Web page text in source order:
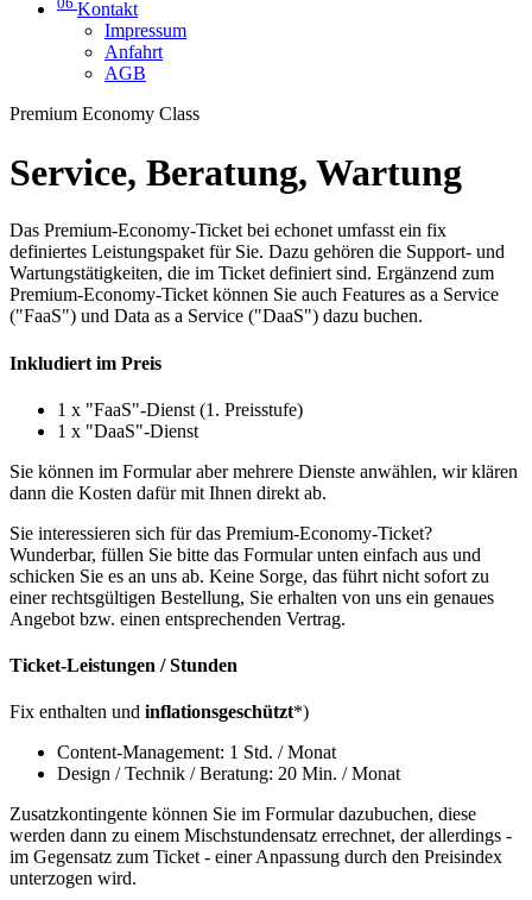
Kontakt
Impressum
Anfahrt
AGB
Premium Economy Class
Service, Beratung, Wartung
Das Premium-Economy-Ticket bei echonet umfasst ein fix
definiertes Leistungspaket für Sie. Dazu gehören die Support- und
Wartungstätigkeiten, die im Ticket definiert sind. Ergänzend zum
Premium-Economy-Ticket können Sie auch Features as a Service
("FaaS") und Data as a Service ("DaaS") dazu buchen.
Inkludiert im Preis
1 x "FaaS"-Dienst (1. Preisstufe)
1 x "DaaS"-Dienst
Sie können im Formular aber mehrere Dienste anwählen, wir klären
dann die Kosten dafür mit Ihnen direkt ab.
Sie interessieren sich für das Premium-Economy-Ticket?
Wunderbar, füllen Sie bitte das Formular unten einfach aus und
schicken Sie es an uns ab. Keine Sorge, das führt nicht sofort zu
einer rechtsgültigen Bestellung, Sie erhalten von uns ein genaues
Angebot bzw. einen entsprechenden Vertrag.
Ticket-Leistungen / Stunden
Fix enthalten und inflationsgeschützt*)
Content-Management: 1 Std. / Monat
Design / Technik / Beratung: 20 Min. / Monat
Zusatzkontingente können Sie im Formular dazubuchen, diese
werden dann zu einem Mischstundensatz errechnet, der allerdings -
im Gegensatz zum Ticket - einer Anpassung durch den Preisindex
unterzogen wird.